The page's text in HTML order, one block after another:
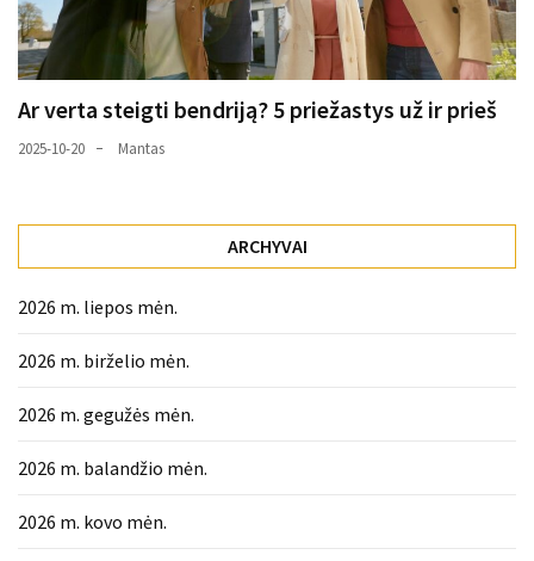
Ar verta steigti bendriją? 5 priežastys už ir prieš
2025-10-20 Mantas
ARCHYVAI
2026 m. liepos mėn.
2026 m. birželio mėn.
2026 m. gegužės mėn.
2026 m. balandžio mėn.
2026 m. kovo mėn.